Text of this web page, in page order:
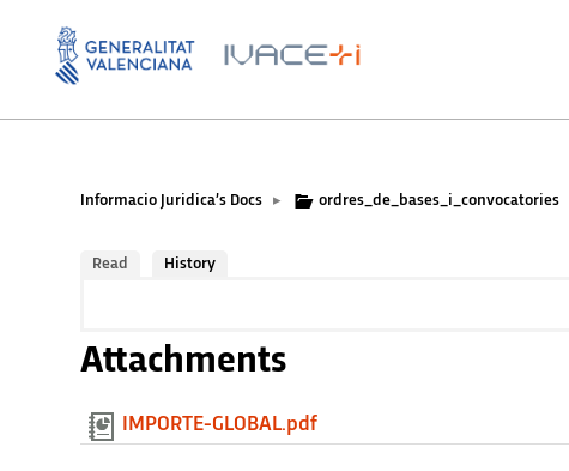
Informacio Juridica’s Docs ▸ ordres_de_bases_i_convocatories
Read History
Attachments
IMPORTE-GLOBAL.pdf